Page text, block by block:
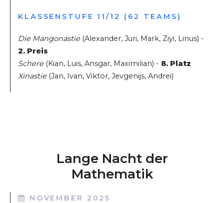
KLASSENSTUFE 11/12 (62 TEAMS)
Die Mangonastie (Alexander, Juri, Mark, Ziyi, Linus) -
2. Preis
Schere (Kian, Luis, Ansgar, Maximilian) - 8. Platz
Xinastie (Jan, Ivan, Viktor, Jevgenijs, Andrei)
Lange Nacht der
Mathematik
NOVEMBER 2025